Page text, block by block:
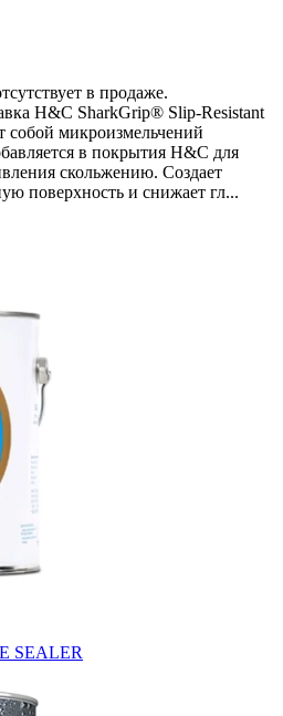
в продаже.
H&C SharkGrip® Slip-Resistant
собой микроизмельчений
в покрытия H&C для
скольжению. Создает
поверхность и снижает гл...
SEALER